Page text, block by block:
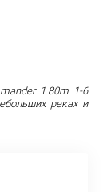
1.80m 1-6
реках и